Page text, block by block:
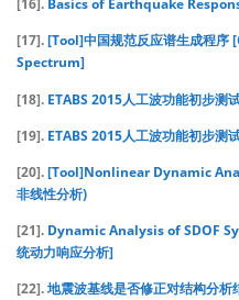
[16]. Basics of Earthquake
[17].[Tool]中国规范反应谱生成程序
Spectrum]
[18]. ETABS 2015人工波功能初步测
[19]. ETABS 2015人工波功能初步测
[20].[Tool]Nonlinear Dynamic
非线性分析)
[21]. Dynamic Analysis of SDOF
统动力响应分析]
[22].地震波基线是否修正对结构分析